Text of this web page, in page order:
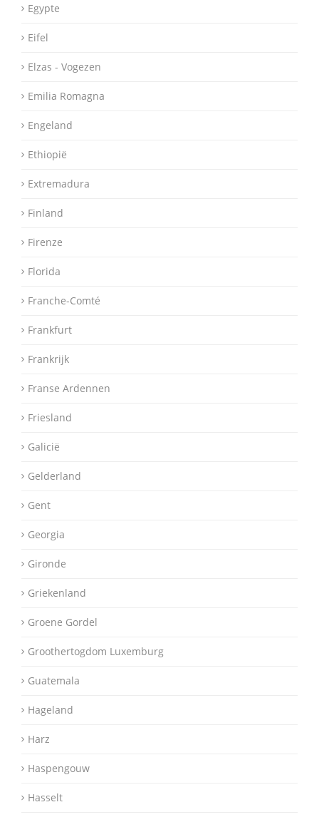
Egypte
Eifel
Elzas - Vogezen
Emilia Romagna
Engeland
Ethiopië
Extremadura
Finland
Firenze
Florida
Franche-Comté
Frankfurt
Frankrijk
Franse Ardennen
Friesland
Galicië
Gelderland
Gent
Georgia
Gironde
Griekenland
Groene Gordel
Groothertogdom Luxemburg
Guatemala
Hageland
Harz
Haspengouw
Hasselt